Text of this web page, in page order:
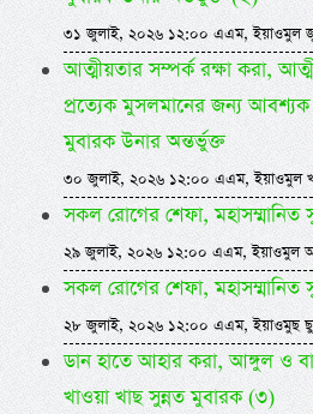
৩১ জুলাই, ২০২৬ ১২:০০ এএম, ইয়াওমুল
আত্মীয়তার সম্পর্ক রক্ষা করা,
প্রত্যেক মুসলমানের জন্য আবশ্যক।
মুবারক উনার অন্তর্ভুক্ত
৩০ জুলাই, ২০২৬ ১২:০০ এএম, ইয়াওমুল
সকল রোগের শেফা, মহাসম্মানিত
২৯ জুলাই, ২০২৬ ১২:০০ এএম, ইয়াওমুল
সকল রোগের শেফা, মহাসম্মানিত
২৮ জুলাই, ২০২৬ ১২:০০ এএম, ইয়াওমুছ
ডান হাতে আহার করা, আঙ্গুল ও
খাওয়া খাছ সুন্নত মুবারক (৩)